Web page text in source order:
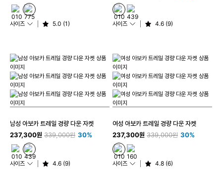
사이즈 5.0 (1) 사이즈 4.6 (9)
남성 아보카 트레일 경량 다운 자켓
237,300원 339,000원 30%
사이즈 4.6 (9)
여성 아보카 트레일 경량 다운 자켓
237,300원 339,000원 30%
사이즈 4.8 (6)